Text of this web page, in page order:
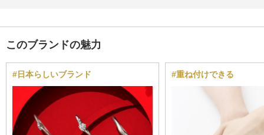
このブランドの魅力
#日本らしいブランド #重ね付けできる